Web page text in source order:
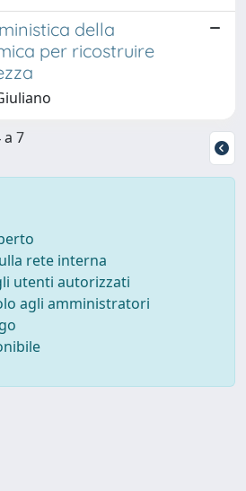
della
per ricostruire
7
rete interna
utenti autorizzati
agli amministratori